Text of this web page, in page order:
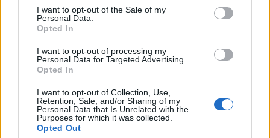
I want to opt-out of the Sale of my
Personal Data.
Opted In
I want to opt-out of processing my
Personal Data for Targeted Advertising.
Opted In
I want to opt-out of Collection, Use,
Retention, Sale, and/or Sharing of my
Personal Data that Is Unrelated with the
Purposes for which it was collected.
Opted Out
Λυκαβηττός: Πτώμα σε προχωρημένη σήψη
εντοπίστηκε κοντά στους Αγίους Ισιδώρους
Απάτη με πρόσχημα τη διακοπή ρεύματος
στη Φαρκαδόνα – 1.500 ευρώ και
κοσμήματα
8 Αυγούστου 2026, 12:23
“Take a break…. μ’ έναν απολαυστικό king